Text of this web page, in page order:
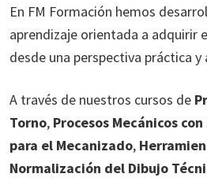
En FM Formación hemos
aprendizaje orientada a adquirir
desde una perspectiva práctica y
A través de nuestros cursos de
Torno, Procesos Mecánicos
para el Mecanizado,
Normalización del Dibujo